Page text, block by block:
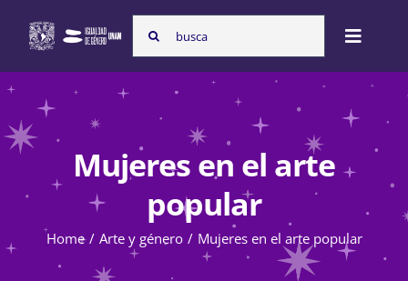
content
Search
for:
Toggle
Nosotras
Programas
Mujeres en el arte
popular
Home Arte y género Mujeres en el arte popular